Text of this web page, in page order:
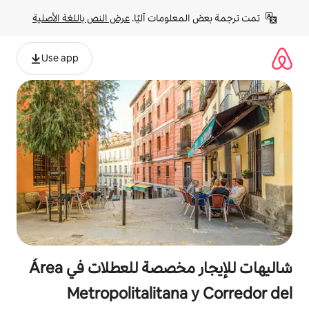
آليًا. عرض النص باللغة الأصلية
شاليهات للإيجار مخصصة للعطلات في Área